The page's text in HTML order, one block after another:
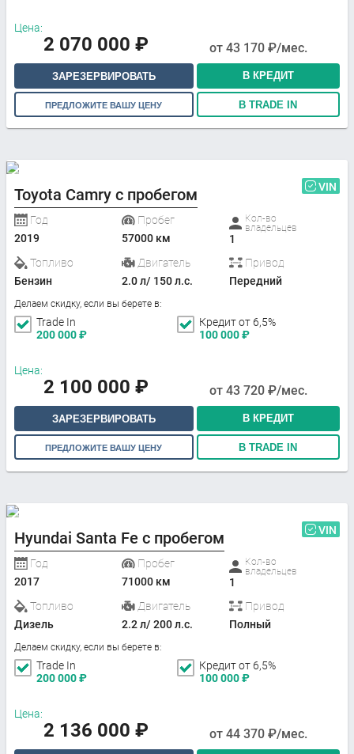
Цена:
2 070 000 ₽ от 43 170 ₽/мес.
ЗАРЕЗЕРВИРОВАТЬ В КРЕДИТ
ПРЕДЛОЖИТЕ ВАШУ ЦЕНУ В TRADE IN
Toyota Camry с пробегом VIN
Год
2019
Пробег
57000 км
Кол-во
владельцев
1
Топливо
Бензин
Двигатель
2.0 л/ 150 л.с.
Привод
Передний
Делаем скидку, если вы берете в:
Trade In
200 000₽
Кредит от 6,5%
100 000₽
Цена:
2 100 000 ₽ от 43 720 ₽/мес.
ЗАРЕЗЕРВИРОВАТЬ В КРЕДИТ
ПРЕДЛОЖИТЕ ВАШУ ЦЕНУ В TRADE IN
Hyundai Santa Fe с пробегом VIN
Год
2017
Пробег
71000 км
Кол-во
владельцев
1
Топливо
Дизель
Двигатель
2.2 л/ 200 л.с.
Привод
Полный
Делаем скидку, если вы берете в:
Trade In
200 000₽
Кредит от 6,5%
100 000₽
Цена:
2 136 000 ₽ от 44 370 ₽/мес.